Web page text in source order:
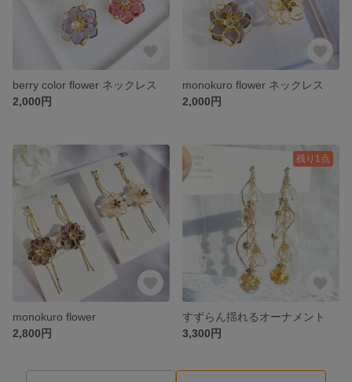
berry color flower ネックレス
2,000円
monokuro flower ネックレス
2,000円
monokuro flower
2,800円
残り1点
すずらん揺れるオーナメント
3,300円